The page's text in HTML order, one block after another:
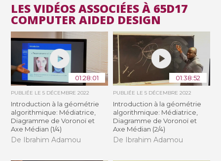
LES VIDÉOS ASSOCIÉES À 65D17
COMPUTER AIDED DESIGN
01:28:01
PUBLIÉE LE5 DÉCEMBRE 2022
Introduction à la géométrie
algorithmique: Médiatrice,
Diagramme de Voronoï et
Axe Médian (1/4)
De Ibrahim Adamou
01:38:52
PUBLIÉE LE 5 DÉCEMBRE 2022
Introduction à la géométrie
algorithmique: Médiatrice,
Diagramme de Voronoï et
Axe Médian (2/4)
De Ibrahim Adamou